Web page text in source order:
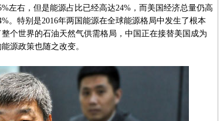
左右，但是能源占比已经高达24%，而美国经济总量仍高
。特别是2016年两国能源在全球能源格局中发生了根本
个世界的石油天然气供需格局，中国正在接替美国成为
源政策也随之改变。